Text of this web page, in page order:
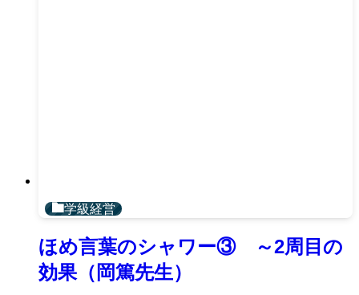
学級経営
ほめ言葉のシャワー③ ～2周目の
効果（岡篤先生）